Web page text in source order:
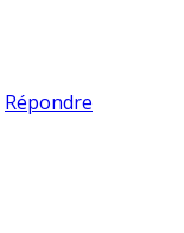
Répondre